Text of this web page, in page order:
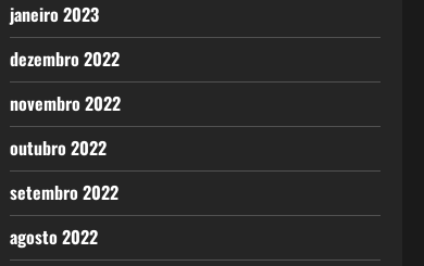
janeiro 2023
dezembro 2022
novembro 2022
outubro 2022
setembro 2022
agosto 2022